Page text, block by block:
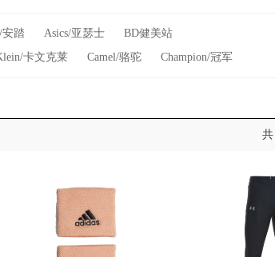
安踏 Asics/亚瑟士
BD健美站
卡文克莱 Camel/骆驼
Champion/冠军
Onitsuka Tiger/鬼塚虎
Puma/彪马
SOULGOODS/灵魂虎
共